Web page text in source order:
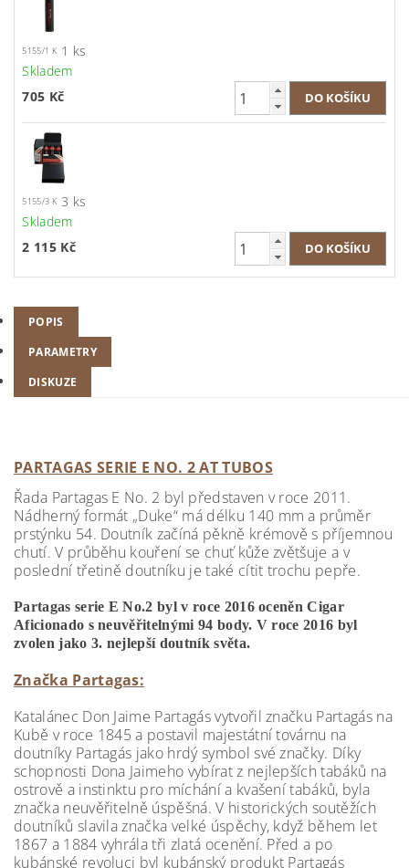
5155/1 K 1 ks
Skladem
705 Kč
5155/3 K 3 ks
Skladem
2 115 Kč
POPIS
PARAMETRY
DISKUZE
PARTAGAS SERIE E NO. 2 AT TUBOS
Řada Partagas E No. 2 byl představen v roce 2011.
Nádherný formát „Duke“ má délku 140 mm a průměr
prstýnku 54. Doutník začíná pěkně krémově s příjemnou
chutí. V průběhu kouření se chuť kůže zvětšuje a v
poslední třetině doutníku je také cítit trochu pepře.
Partagas serie E No.2 byl v roce 2016 oceněn Cigar
Aficionado s neuvěřitelnými 94 body. V roce 2016 byl
zvolen jako 3. nejlepší doutník světa.
Značka Partagas:
Katalánec Don Jaime Partagás vytvořil značku Partagás na
Kubě v roce 1845 a postavil majestátní továrnu na
doutníky Partagás jako hrdý symbol své značky. Díky
schopnosti Dona Jaimeho vybírat z nejlepších tabáků na
ostrově a instinktu pro míchání a kvašení tabáků, byla
značka neuvěřitelně úspěšná. V historických soutěžích
doutníků slavila značka velké úspěchy, když během let
1867 a 1884 vyhrála tři zlatá ocenění. Před a po
kubánské revoluci byl kubánský produkt Partagás